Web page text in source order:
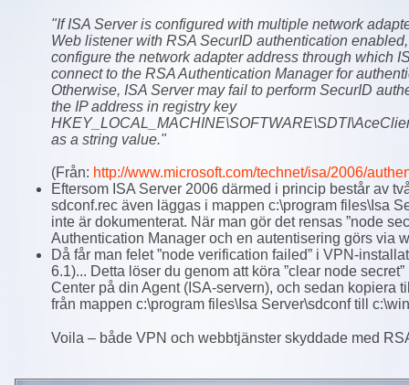
"If ISA Server is configured with multiple network
Web listener with RSA SecurID authentication
configure the network adapter address through which
connect to the RSA Authentication Manager for
Otherwise, ISA Server may fail to perform SecurID
the IP address in registry key
as a string value."
(Från: http://www.microsoft.com/technet/isa/2006/
Eftersom ISA Server 2006 därmed i princip består av
sdconf.rec även läggas i mappen c:\program files\Isa
inte är dokumenterat. När man gör det rensas ”node
Authentication Manager och en autentisering görs via
Då får man felet ”node verification failed” i VPN-
6.1)... Detta löser du genom att köra ”clear node
Center på din Agent (ISA-servern), och sedan kopiera
från mappen c:\program files\Isa Server\sdconf till
Voila – både VPN och webbtjänster skyddade med